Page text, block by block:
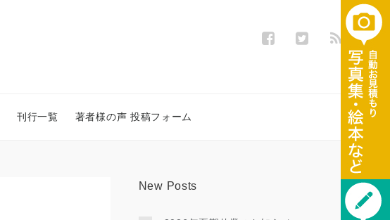
刊行一覧 著者様の声 投稿フォーム
New Posts